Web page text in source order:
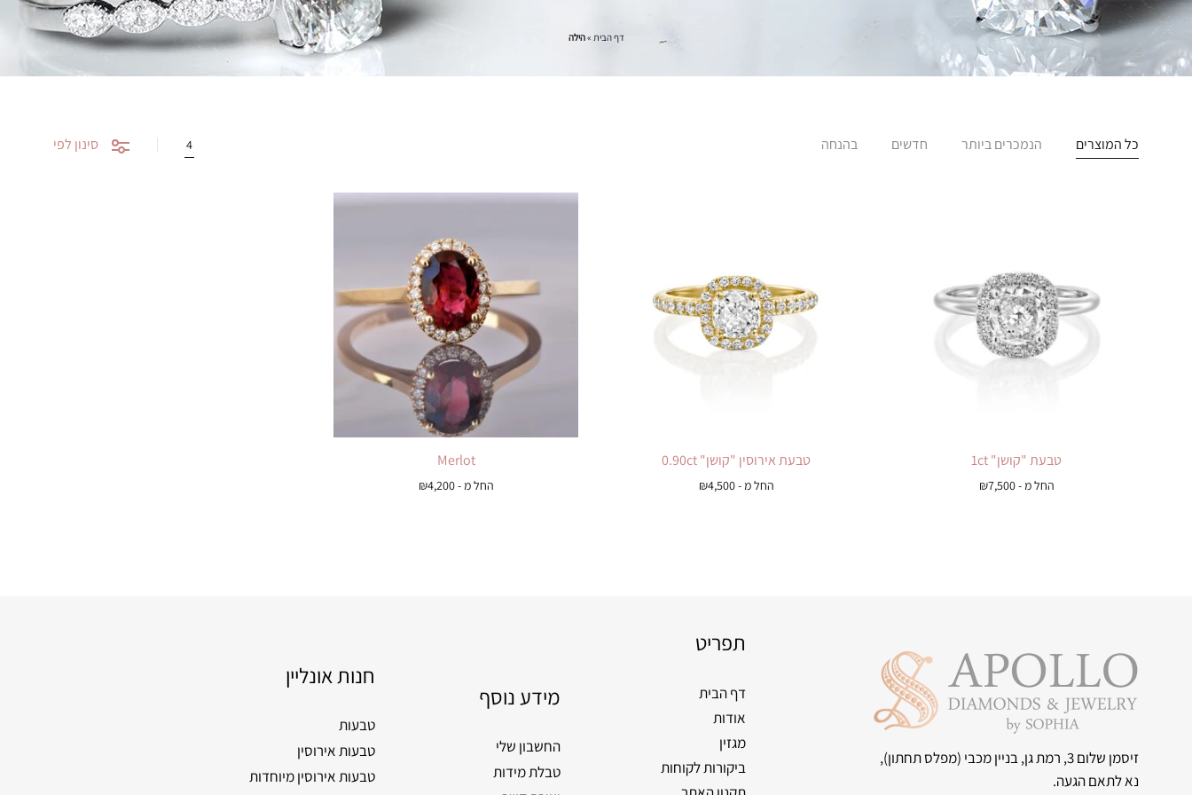
דף הבית »הילה
כל המוצרים הנמכרים ביותר חדשים בהנחה סינון לפי 4
טבעת "קושן" 1ct
החל מ - ₪7,500
טבעת אירוסין "קושן" 0.90ct
החל מ - ₪4,500
Merlot
החל מ - ₪4,200
זיסמן שלום 3, רמת גן, בניין מכבי
(מפלס תחתון),
נא לתאם הגעה.
תפריט
דף הבית
אודות
מגזין
ביקורות לקוחות
מידע נוסף
החשבון שלי
טבלת מידות
חנות אונליין
טבעות
טבעות אירוסין
טבעות אירוסין מיוחדות